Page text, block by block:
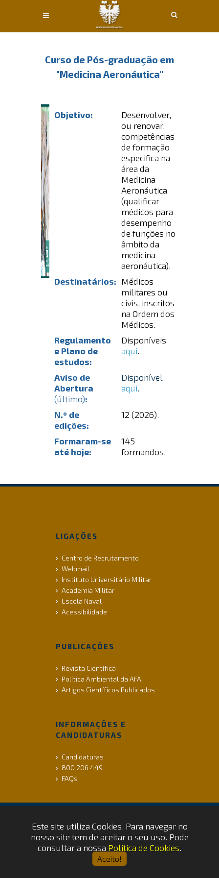
Curso de Pós-graduação em
"Medicina Aeronáutica"
Objetivo:
Desenvolver,
ou renovar,
competências
de formação
especifica na
área da
Medicina
Aeronáutica
(qualificar
médicos para
desempenho
de funções no
âmbito da
medicina
aeronáutica).
Destinatários: Médicos
militares ou
civis, inscritos
na Ordem dos
Médicos.
Regulamento
e Plano de
estudos:
Disponíveis
aqui.
Aviso de
Abertura
(último):
Disponível
aqui.
N.º de
edições:
12 (2026).
Formaram-se
até hoje:
145
formandos.
LIGAÇÕES
Centro de Recrutamento
Webmail
Instituto Universitário Militar
Academia Militar
Escola Naval
Acessibilidade
PUBLICAÇÕES
Revista Científica
Política Ambiental da AFA
Artigos Científicos Publicados
INFORMAÇÕES E
CANDIDATURAS
Candidaturas
800 206 449
FAQs
ACESSIBILIDADE |INFO LEGAL | COOKIES
Copyrights © 2026 by FAP - DCSI -
WEBTEAM
Este site utiliza Cookies. Para navegar no
nosso site tem de aceitar o seu uso. Pode
consultar a nossa Politica de Cookies.
Aceito!